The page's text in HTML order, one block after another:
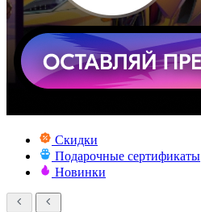
Скидки
Подарочные сертификаты
Новинки